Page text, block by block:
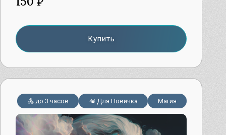
Купить
до 3 часов Для Новичка Магия